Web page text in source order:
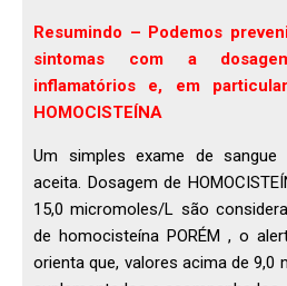
Resumindo – Podemos
sintomas com a
inflamatórios e, em
HOMOCISTEÍNA
Um simples exame de sangue
aceita. Dosagem de
15,0 micromoles/L são
de homocisteína PORÉM , o
orienta que, valores acima de 9,0